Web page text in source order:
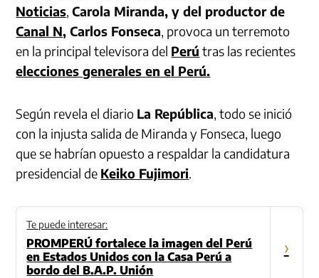
Noticias,Carola Miranda, y del productor de
Canal N, Carlos Fonseca, provoca un terremoto
en la principal televisora del Perú tras las recientes
elecciones generales en el Perú.
Según revela el diario La República, todo se inició
con la injusta salida de Miranda y Fonseca, luego
que se habrían opuesto a respaldar la candidatura
presidencial de Keiko Fujimori.
Te puede interesar:
PROMPERÚ fortalece la imagen del Perú
en Estados Unidos con la Casa Perú a
bordo del B.A.P. Unión
›